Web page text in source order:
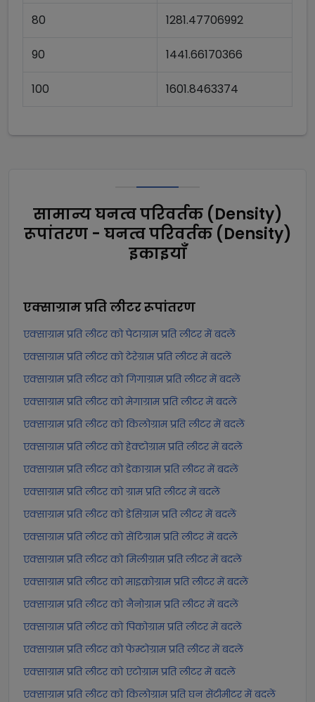
80 1281.47706992
90 1441.66170366
100 1601.8463374
सामान्य घनत्व परिवर्तक (Density)
रूपांतरण - घनत्व परिवर्तक (Density)
इकाइयाँ
एक्साग्राम प्रति लीटररूपांतरण
एक्साग्राम प्रति लीटर को पेटाग्राम प्रति लीटर में बदलें
एक्साग्राम प्रति लीटर को टेरेग्राम प्रति लीटर में बदलें
एक्साग्राम प्रति लीटर को गिगाग्राम प्रति लीटर में बदलें
एक्साग्राम प्रति लीटर को मेगाग्राम प्रति लीटर में बदलें
एक्साग्राम प्रति लीटर को किलोग्राम प्रति लीटर में बदलें
एक्साग्राम प्रति लीटर को हेक्टोग्राम प्रति लीटर में बदलें
एक्साग्राम प्रति लीटर को डेकाग्राम प्रति लीटर में बदलें
एक्साग्राम प्रति लीटर को ग्राम प्रति लीटर में बदलें
एक्साग्राम प्रति लीटर को डेसिग्राम प्रति लीटर में बदलें
एक्साग्राम प्रति लीटर को सेंटिग्राम प्रति लीटर में बदलें
एक्साग्राम प्रति लीटर को मिलीग्राम प्रति लीटर में बदलें
एक्साग्राम प्रति लीटर को माइक्रोग्राम प्रति लीटर में बदलें
एक्साग्राम प्रति लीटर को नैनोग्राम प्रति लीटर में बदलें
एक्साग्राम प्रति लीटर को पिकोग्राम प्रति लीटर में बदलें
एक्साग्राम प्रति लीटर को फेम्टोग्राम प्रति लीटर में बदलें
एक्साग्राम प्रति लीटर को एटोग्राम प्रति लीटर में बदलें
एक्साग्राम प्रति लीटर को किलोग्राम प्रति घन सेंटीमीटर में बदलें